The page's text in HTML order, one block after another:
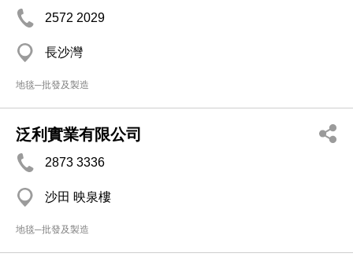
2572 2029
長沙灣
地毯─批發及製造
泛利實業有限公司
2873 3336
沙田 映泉樓
地毯─批發及製造